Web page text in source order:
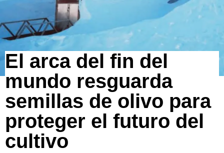
El arca del fin del
mundo resguarda
semillas de olivo para
proteger el futuro del
cultivo